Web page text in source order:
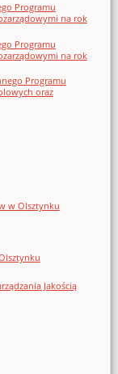
Programu
na rok
Programu
na rok
Programu
oraz
w Olsztynku
Jakością